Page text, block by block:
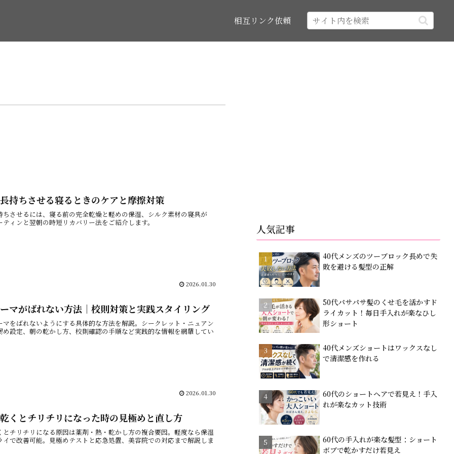
相互リンク依頼
持ちさせる寝るときのケアと摩擦対策
ちさせるには、寝る前の完全乾燥と軽めの保湿、シルク素材の寝具が
ィンと翌朝の時短リカバリー法をご紹介します。
2026.01.30
マがばれない方法｜校則対策と実践スタイリング
マをばれないようにする具体的な方法を解説。シークレット・ニュアン
め設定、朝の乾かし方、校則確認の手順など実践的な情報を網羅してい
2026.01.30
くとチリチリになった時の見極めと直し方
とチリチリになる原因は薬剤・熱・乾かし方の複合要因。軽度なら保湿
イで改善可能。見極めテストと応急処置、美容院での対応まで解説しま
人気記事
40代メンズのツーブロック長めで失
敗を避ける髪型の正解
50代パサパサ髪のくせ毛を活かすド
ライカット！毎日手入れが楽なひし
形ショート
40代メンズショートはワックスなし
で清潔感を作れる
60代のショートヘアで若見え！手入
れが楽なカット技術
60代の手入れが楽な髪型：ショート
ボブで乾かすだけ若見え